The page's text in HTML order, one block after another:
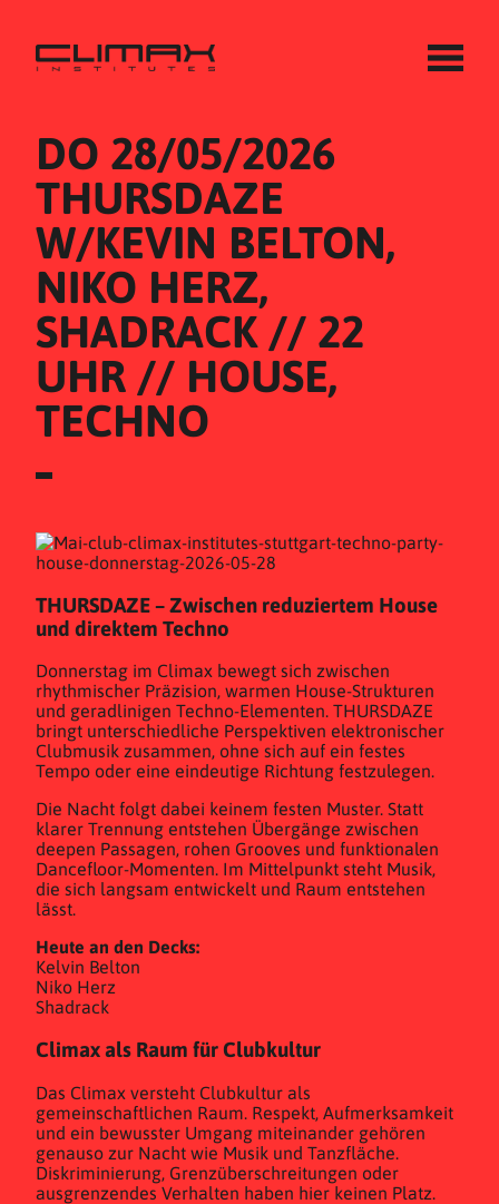
DO 28/05/2026
THURSDAZE
W/KEVIN BELTON,
NIKO HERZ,
SHADRACK // 22
UHR // HOUSE,
TECHNO
THURSDAZE – Zwischen reduziertem House
und direktem Techno
Donnerstag im Climax bewegt sich zwischen
rhythmischer Präzision, warmen House-Strukturen
und geradlinigen Techno-Elementen. THURSDAZE
bringt unterschiedliche Perspektiven elektronischer
Clubmusik zusammen, ohne sich auf ein festes
Tempo oder eine eindeutige Richtung festzulegen.
Die Nacht folgt dabei keinem festen Muster. Statt
klarer Trennung entstehen Übergänge zwischen
deepen Passagen, rohen Grooves und funktionalen
Dancefloor-Momenten. Im Mittelpunkt steht Musik,
die sich langsam entwickelt und Raum entstehen
lässt.
Heute an den Decks:
Kelvin Belton
Niko Herz
Shadrack
Climax als Raum für Clubkultur
Das Climax versteht Clubkultur als
gemeinschaftlichen Raum. Respekt, Aufmerksamkeit
und ein bewusster Umgang miteinander gehören
genauso zur Nacht wie Musik und Tanzfläche.
Diskriminierung, Grenzüberschreitungen oder
ausgrenzendes Verhalten haben hier keinen Platz.